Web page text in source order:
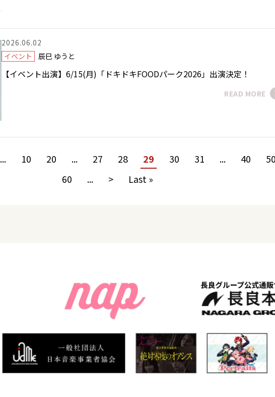
2026.06.02
イベント
辰巳 ゆうと
【イベント出演】6/15(月)「ドキドキFOODパーク2026」出演決定！
READ MORE
... 10 20 ... 27 28 29 30 31 ... 40
50
60
... > Last »